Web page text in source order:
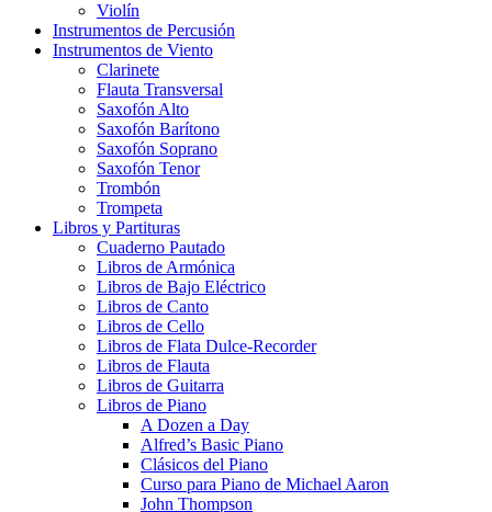
Violín
Instrumentos de Percusión
Instrumentos de Viento
Clarinete
Flauta Transversal
Saxofón Alto
Saxofón Barítono
Saxofón Soprano
Saxofón Tenor
Trombón
Trompeta
Libros y Partituras
Cuaderno Pautado
Libros de Armónica
Libros de Bajo Eléctrico
Libros de Canto
Libros de Cello
Libros de Flata Dulce-Recorder
Libros de Flauta
Libros de Guitarra
Libros de Piano
A Dozen a Day
Alfred’s Basic Piano
Clásicos del Piano
Curso para Piano de Michael Aaron
John Thompson